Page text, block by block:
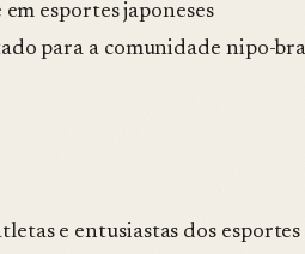
esportes japoneses
para a comunidade nipo-
e entusiastas dos esportes